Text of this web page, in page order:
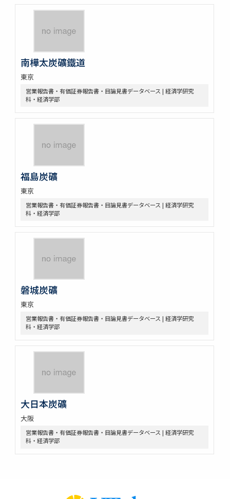
南樺太炭礦鐵道
東京
営業報告書・有価証券報告書・目論見書データベース | 経済学研究
科・経済学部
福島炭礦
東京
営業報告書・有価証券報告書・目論見書データベース | 経済学研究
科・経済学部
磐城炭礦
東京
営業報告書・有価証券報告書・目論見書データベース | 経済学研究
科・経済学部
大日本炭礦
大阪
営業報告書・有価証券報告書・目論見書データベース | 経済学研究
科・経済学部